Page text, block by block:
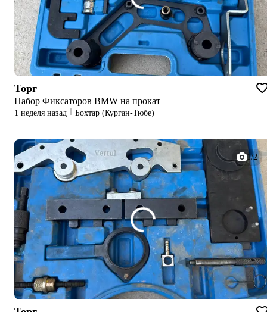
Торг
Набор Фиксаторов BMW на прокат
1 неделя назад Бохтар (Курган-Тюбе)
1/2